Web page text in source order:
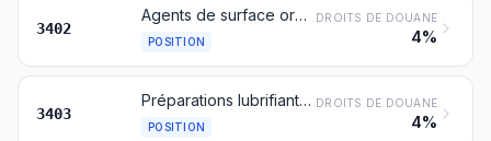
3402
Agents de surface organiques (autres que les savons); préparations tensio-actives, préparations pour lessives (y compris les préparations auxiliaires de lavage) et préparations de nettoyage, même contenant du savon, autres que celles du no 3401
POSITION
DROITS DE DOUANE
4%
3403
Préparations lubrifiantes (y compris les huiles de coupe, les préparations pour le dégrippage des écrous, les préparations antirouille ou anticorrosion et les préparations pour le démoulage, à base de lubrifiants) et préparations des types utilisés pour l'ensimage des matières textiles, l'huilage ou le graissage du cuir, des pelleteries ou d'autres matières, à l'exclusion de celles contenant comme constituants de base 70 % ou davantage en poids d'huiles de pétrole ou de minéraux bitumineux
POSITION
DROITS DE DOUANE
4%